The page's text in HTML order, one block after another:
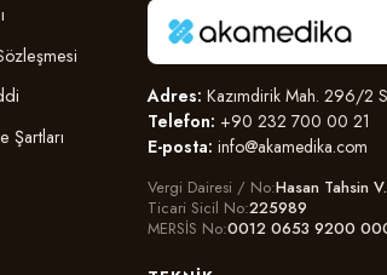
Şartları
Adres: Kazımdirik Mah. 296/2
Telefon: +90 232 700 00 21
E-posta: info@akamedika.com
Vergi Dairesi / No Hasan Tahsin
Ticari Sicil No 225989
MERSİS No 0012 0653 9200